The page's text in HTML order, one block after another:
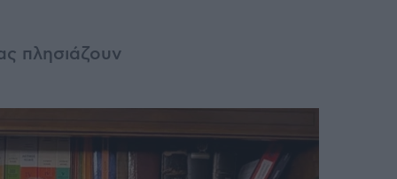
πλησιάζουν